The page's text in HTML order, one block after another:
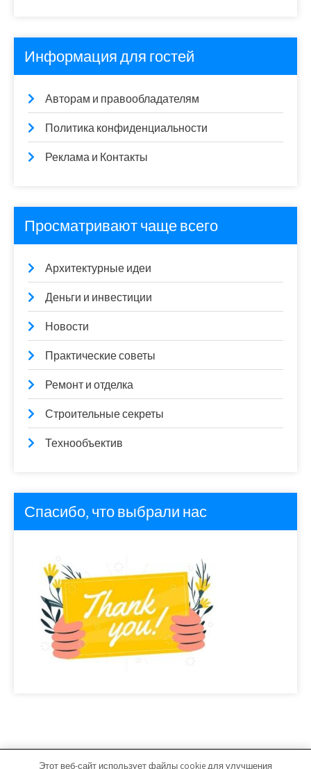
Информация для гостей
Авторам и правообладателям
Политика конфиденциальности
Реклама и Контакты
Просматривают чаще всего
Архитектурные идеи
Деньги и инвестиции
Новости
Практические советы
Ремонт и отделка
Строительные секреты
Технообъектив
Спасибо, что выбрали нас
Этот веб-сайт использует файлы cookie для улучшения